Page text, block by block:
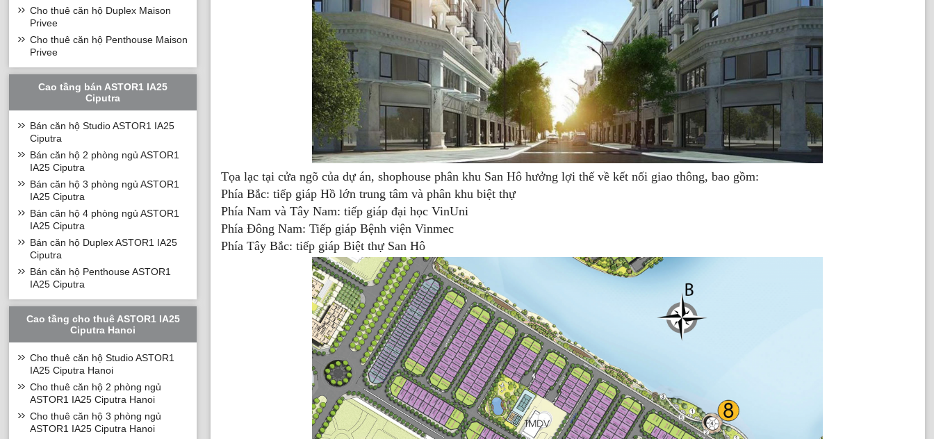
Tọa lạc tại cửa ngõ của dự án, shophouse phân khu San Hô hưởng lợi thế về kết nối giao thông, bao gồm:
Phía Bắc: tiếp giáp Hồ lớn trung tâm và phân khu biệt thự
Phía Nam và Tây Nam: tiếp giáp đại học VinUni
Phía Đông Nam: Tiếp giáp Bệnh viện Vinmec
Phía Tây Bắc: tiếp giáp Biệt thự San Hô
Cho thuê căn hộ Duplex Maison
Privee
Cho thuê căn hộ Penthouse Maison
Privee
Cao tầng bán ASTOR1 IA25
Ciputra
Bán căn hộ Studio ASTOR1 IA25
Ciputra
Bán căn hộ 2 phòng ngủ ASTOR1
IA25 Ciputra
Bán căn hộ 3 phòng ngủ ASTOR1
IA25 Ciputra
Bán căn hộ 4 phòng ngủ ASTOR1
IA25 Ciputra
Bán căn hộ Duplex ASTOR1 IA25
Ciputra
Bán căn hộ Penthouse ASTOR1
IA25 Ciputra
Cao tầng cho thuê ASTOR1 IA25
Ciputra Hanoi
Cho thuê căn hộ Studio ASTOR1
IA25 Ciputra Hanoi
Cho thuê căn hộ 2 phòng ngủ
ASTOR1 IA25 Ciputra Hanoi
Cho thuê căn hộ 3 phòng ngủ
ASTOR1 IA25 Ciputra Hanoi